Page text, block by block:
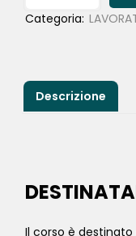
Categoria:
Descrizione
Il corso è